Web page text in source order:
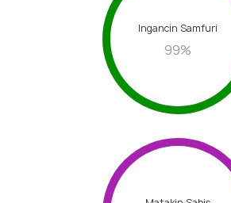
Ingancin Samfuri
99%